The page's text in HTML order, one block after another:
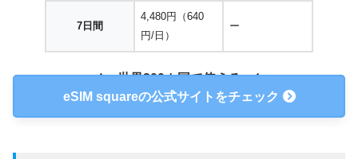
7日間
4,480円（640
円/日）
ー
世界200カ国で使える
eSIM squareの公式サイトをチェック